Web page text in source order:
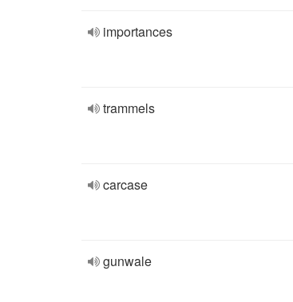
importances
trammels
carcase
gunwale